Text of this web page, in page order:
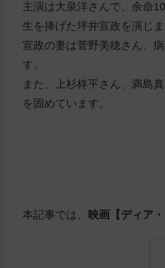
主演は大泉洋さんで、余命
生を捧げた坪井宣政を演じま
宣政の妻は菅野美穂さん、
す。
また、上杉柊平さん、満島
を固めています。
本記事では、 映画【ディア